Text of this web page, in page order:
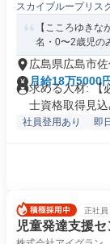
スカイブループリス
【こころゆき
名・0〜2歳児の
広島県広島市
月給18万5000
求める人材: 【
士資格取得見込
社員登用あり 即
正社員
児童発達支援